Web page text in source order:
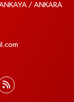
/ ANKARA